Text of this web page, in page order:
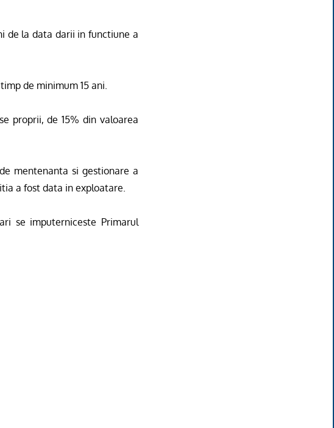
de la data darii in functiune a
de minimum 15 ani.
proprii, de 15% din valoarea
mentenanta si gestionare a
a fost data in exploatare.
se imputerniceste Primarul